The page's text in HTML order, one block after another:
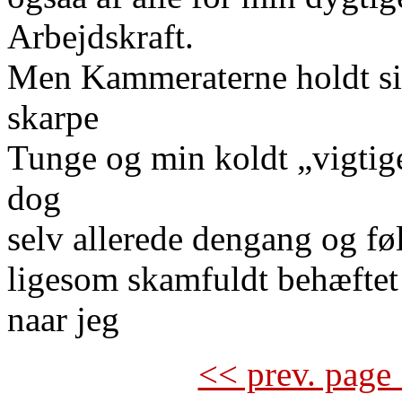
Arbejdskraft.
Men Kammeraterne holdt
skarpe
Tunge og min koldt
dog
selv allerede dengang og
ligesom skamfuldt
naar jeg
<< prev.